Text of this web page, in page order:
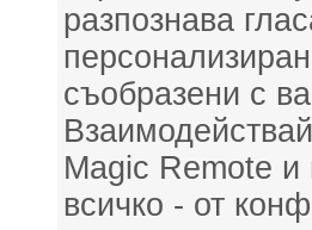
разпознава
съобразени с
Magic Remote и
всичко - от